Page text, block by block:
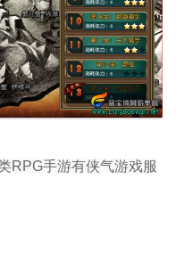
RPG手游有侠气游戏服